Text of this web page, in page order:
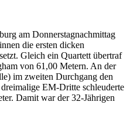
am Donnerstagnachmittag
die ersten dicken
Gleich ein Quartett übertraf
von 61,00 Metern. An der
im zweiten Durchgang den
EM-Dritte schleuderte
Damit war der 32-Jährigen